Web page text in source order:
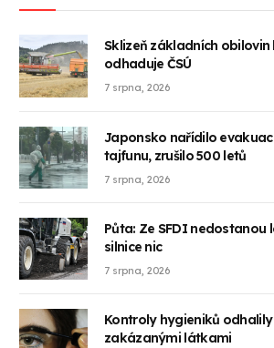
Sklizeň základních obilovin
odhaduje ČSÚ
7 srpna, 2026
Japonsko nařídilo
tajfunu, zrušilo 500 letů
7 srpna, 2026
Půta: Ze SFDI nedostanou
silnice nic
7 srpna, 2026
Kontroly hygieniků
zakázanými látkami